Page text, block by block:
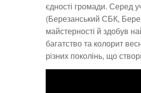
єдності громади. Серед
(Березанський СБК,
майстерності й здобув
багатство та колорит
різних поколінь, що